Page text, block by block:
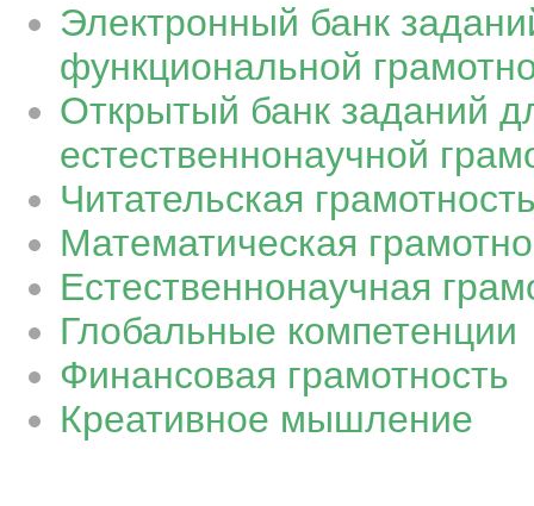
Электронный банк
функциональной
Открытый банк заданий
естественнонаучной
Читательская
Математическая
Естественнонаучная
Глобальные компетенции
Финансовая грамотность
Креативное мышление